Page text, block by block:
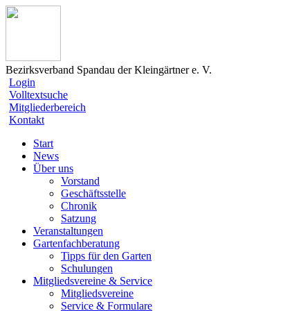
Bezirksverband Spandau der Kleingärtner e. V.
Login
Volltextsuche
Mitgliederbereich
Kontakt
Start
News
Über uns
Vorstand
Geschäftsstelle
Chronik
Satzung
Veranstaltungen
Gartenfachberatung
Tipps für den Garten
Schulungen
Mitgliedsvereine & Service
Mitgliedsvereine
Service & Formulare